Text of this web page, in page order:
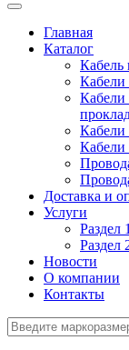
Главная
Каталог
Кабель
Кабели
Кабели
Кабели
Кабели
Доставка и
Услуги
Раздел 1
Раздел
Новости
О компании
Контакты